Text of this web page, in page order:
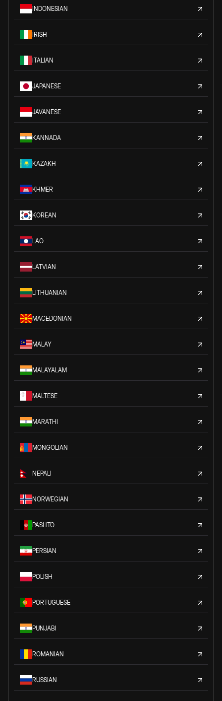
INDONESIAN
IRISH
ITALIAN
JAPANESE
JAVANESE
KANNADA
KAZAKH
KHMER
KOREAN
LAO
LATVIAN
LITHUANIAN
MACEDONIAN
MALAY
MALAYALAM
MALTESE
MARATHI
MONGOLIAN
NEPALI
NORWEGIAN
PASHTO
PERSIAN
POLISH
PORTUGUESE
PUNJABI
ROMANIAN
RUSSIAN